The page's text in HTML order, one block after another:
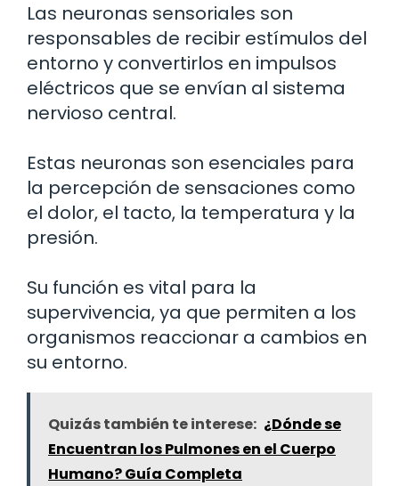
Las neuronas sensoriales son
responsables de recibir estímulos del
entorno y convertirlos en impulsos
eléctricos que se envían al sistema
nervioso central.
Estas neuronas son esenciales para
la percepción de sensaciones como
el dolor, el tacto, la temperatura y la
presión.
Su función es vital para la
supervivencia, ya que permiten a los
organismos reaccionar a cambios en
su entorno.
Quizás también te interese: ¿Dónde se
Encuentran los Pulmones en el Cuerpo
Humano? Guía Completa